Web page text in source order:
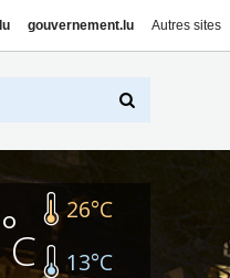
gouvernement.lu Autres sites
26°C
13°C